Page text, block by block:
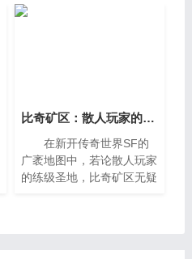
是其生存与输出的重要保
比奇矿区：散人玩家的练级圣地
在新开传奇世界SF的
广袤地图中，若论散人玩家
的练级圣地，比奇矿区无疑